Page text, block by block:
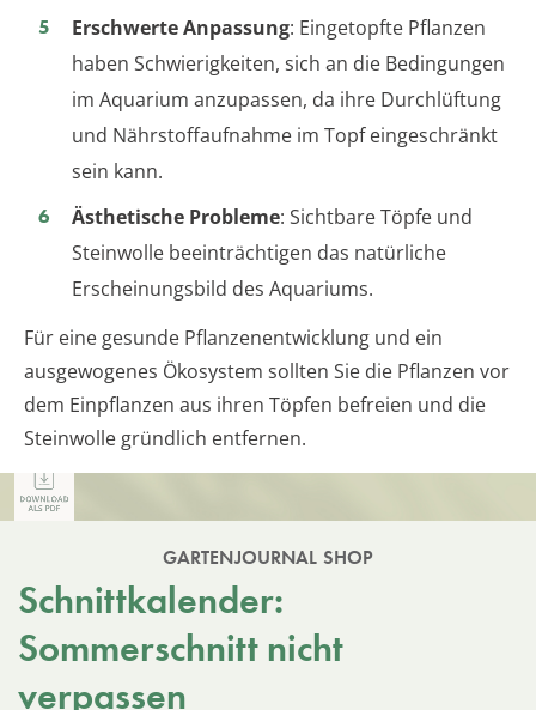
Erschwerte Anpassung: Eingetopfte Pflanzen
haben Schwierigkeiten, sich an die Bedingungen
im Aquarium anzupassen, da ihre Durchlüftung
und Nährstoffaufnahme im Topf eingeschränkt
sein kann.
Ästhetische Probleme: Sichtbare Töpfe und
Steinwolle beeinträchtigen das natürliche
Erscheinungsbild des Aquariums.
Für eine gesunde Pflanzenentwicklung und ein
ausgewogenes Ökosystem sollten Sie die Pflanzen vor
dem Einpflanzen aus ihren Töpfen befreien und die
Steinwolle gründlich entfernen.
GARTENJOURNAL SHOP
Schnittkalender:
Sommerschnitt nicht
verpassen